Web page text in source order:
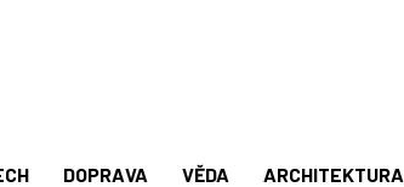
DOPRAVA VĚDA ARCHITEKTURA